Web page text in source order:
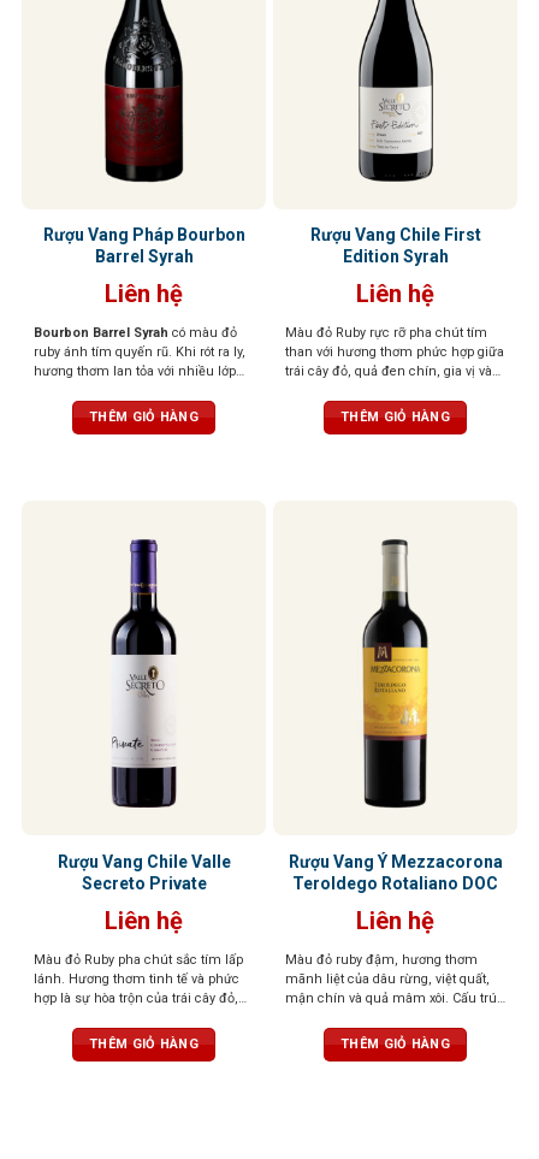
Rượu Vang Pháp Bourbon
Barrel Syrah
Liên hệ
Bourbon Barrel Syrah có màu đỏ
ruby ánh tím quyến rũ. Khi rót ra ly,
hương thơm lan tỏa với nhiều lớp
mọng đen, mâm xôi chín mọng,
đan xen cùng tiêu đen, gia vị cay
đặn, ấm áp, để lại dấu ấn lâu dài
THÊM GIỎ HÀNG
Rượu Vang Chile First
Edition Syrah
Liên hệ
Màu đỏ Ruby rực rỡ pha chút tím
than với hương thơm phức hợp giữa
trái cây đỏ, quả đen chín, gia vị và
với cấu trúc đậm đà và lưu lại dài
lâu trên vòm miệng, kết hợp hoàn
THÊM GIỎ HÀNG
Rượu Vang Chile Valle
Secreto Private
Liên hệ
Màu đỏ Ruby pha chút sắc tím lấp
lánh. Hương thơm tinh tế và phức
hợp là sự hòa trộn của trái cây đỏ,
hài hòa, tannin thanh lịch, dư vị bền
bỉ, chắc chắn
THÊM GIỎ HÀNG
Rượu Vang Ý Mezzacorona
Teroldego Rotaliano DOC
Liên hệ
Màu đỏ ruby đậm, hương thơm
mãnh liệt của dâu rừng, việt quất,
mận chín và quả mâm xôi. Cấu trúc
trịa và hậu vị ấn tượng trong vòm
miệng
THÊM GIỎ HÀNG